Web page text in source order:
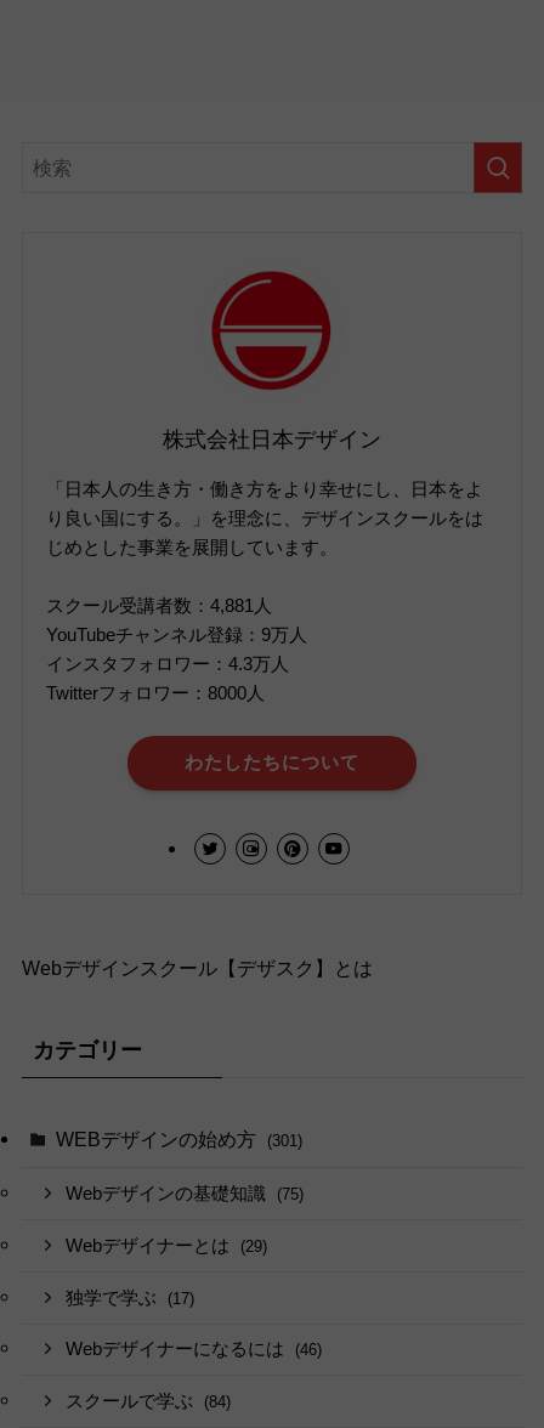
株式会社日本デザイン
「日本人の生き方・働き方をより幸せにし、日本をよ
り良い国にする。」を理念に、デザインスクールをは
じめとした事業を展開しています。
スクール受講者数：4,881人
YouTubeチャンネル登録：9万人
インスタフォロワー：4.3万人
Twitterフォロワー：8000人
わたしたちについて
Webデザインスクール【デザスク】とは
カテゴリー
WEBデザインの始め方 (301)
Webデザインの基礎知識 (75)
Webデザイナーとは (29)
独学で学ぶ (17)
Webデザイナーになるには (46)
スクールで学ぶ (84)